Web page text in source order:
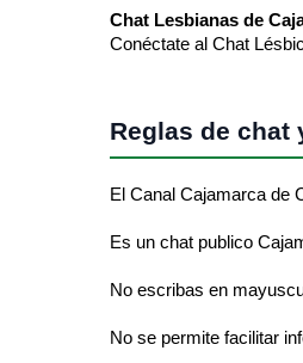
Chat Lesbianas de
Conéctate al Chat
Reglas de chat
El Canal Cajamarca de
Es un chat publico
No escribas en
No se permite facilitar